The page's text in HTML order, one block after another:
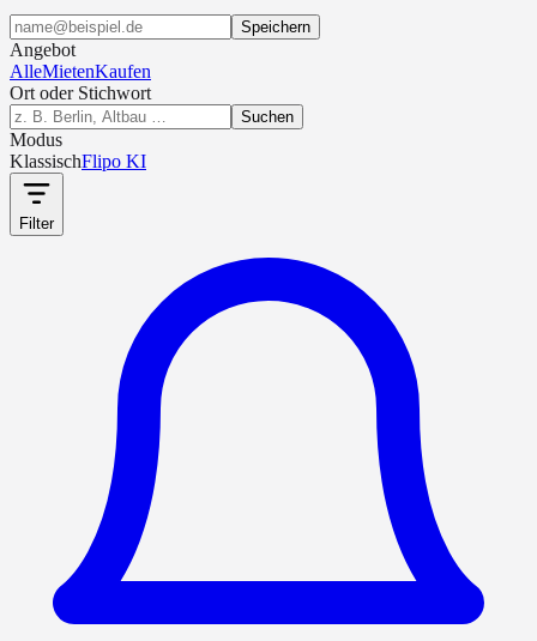
Speichern
Angebot
AlleMietenKaufen
Ort oder Stichwort
Suchen
Modus
KlassischFlipo KI
Filter